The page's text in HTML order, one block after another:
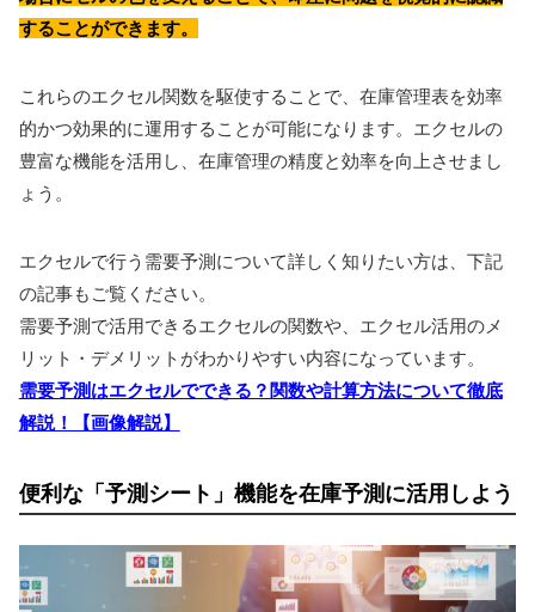
することができます。
これらのエクセル関数を駆使することで、在庫管理表を効率
的かつ効果的に運用することが可能になります。エクセルの
豊富な機能を活用し、在庫管理の精度と効率を向上させまし
ょう。
エクセルで行う需要予測について詳しく知りたい方は、下記
の記事もご覧ください。
需要予測で活用できるエクセルの関数や、エクセル活用のメ
リット・デメリットがわかりやすい内容になっています。
需要予測はエクセルでできる？関数や計算方法について徹底
解説！【画像解説】
便利な「予測シート」機能を在庫予測に活用しよう